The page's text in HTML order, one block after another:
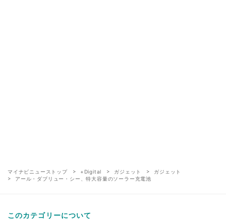
マイナビニューストップ +Digital ガジェット
ガジェット
アール・ダブリュー・シー、特大容量のソーラー充電池
このカテゴリーについて